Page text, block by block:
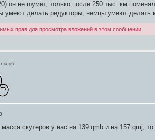
он не шумит, только после 250 тыс. км
умеют делать редукторы, немцы умеют делать
прав для просмотра вложений в этом сообщении.
клуб
масса скутеров у нас на 139 qmb и на 157 qmj,